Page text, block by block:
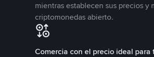
mientras establecen sus precios
criptomonedas abierto.
Comercia con el precio ideal para